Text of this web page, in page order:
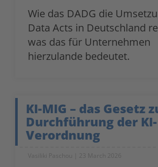
Wie das DADG die
Data Acts in Deutschland
was das für Unternehmen
hierzulande bedeutet.
KI-MIG – das Gesetz
Durchführung der KI-
Verordnung
Vasiliki Paschou 23 March 2026